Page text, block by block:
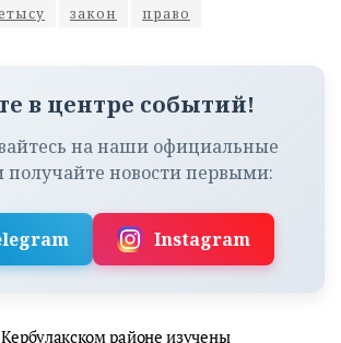
закон право
в центре событий!
на наши официальные
получайте новости первыми:
Instagram
районе изучены